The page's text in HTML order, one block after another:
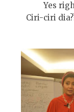
Yes
Ciri-ciri